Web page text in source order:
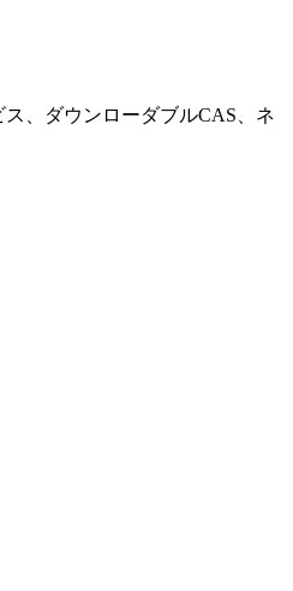
、ダウンローダブルCAS、ネ